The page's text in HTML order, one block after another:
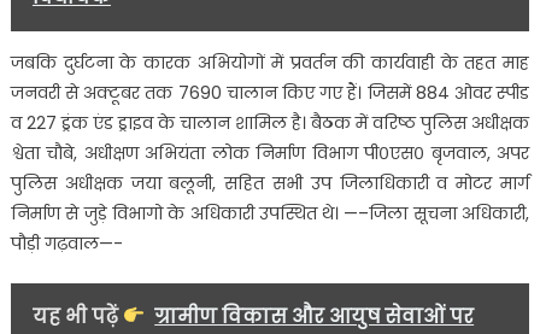
जबकि दुर्घटना के कारक अभियोगों में प्रवर्तन की कार्यवाही के तहत माह
जनवरी से अक्टूबर तक 7690 चालान किए गए हैं। जिसमें 884 ओवर स्पीड
व 227 ड्रंक एंड ड्राइव के चालान शामिल है। बैठक में वरिष्ठ पुलिस अधीक्षक
श्वेता चौबे, अधीक्षण अभियंता लोक निर्माण विभाग पी०एस० बृजवाल, अपर
पुलिस अधीक्षक जया बलूनी, सहित सभी उप जिलाधिकारी व मोटर मार्ग
निर्माण से जुड़े विभागो के अधिकारी उपस्थित थे। —–जिला सूचना अधिकारी,
पौड़ी गढ़वाल—-
यह भी पढ़ें
ग्रामीण विकास और आयुष सेवाओं पर